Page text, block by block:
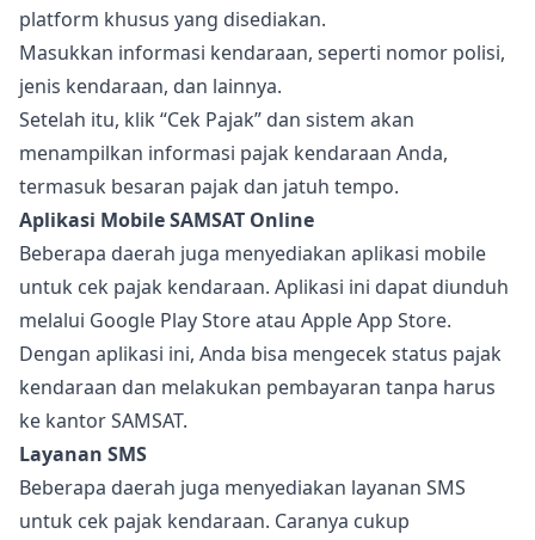
platform khusus yang disediakan.
Masukkan informasi kendaraan, seperti nomor polisi,
jenis kendaraan, dan lainnya.
Setelah itu, klik “Cek Pajak” dan sistem akan
menampilkan informasi pajak kendaraan Anda,
termasuk besaran pajak dan jatuh tempo.
Aplikasi Mobile SAMSAT Online
Beberapa daerah juga menyediakan aplikasi mobile
untuk cek pajak kendaraan. Aplikasi ini dapat diunduh
melalui Google Play Store atau Apple App Store.
Dengan aplikasi ini, Anda bisa mengecek status pajak
kendaraan dan melakukan pembayaran tanpa harus
ke kantor SAMSAT.
Layanan SMS
Beberapa daerah juga menyediakan layanan SMS
untuk cek pajak kendaraan. Caranya cukup